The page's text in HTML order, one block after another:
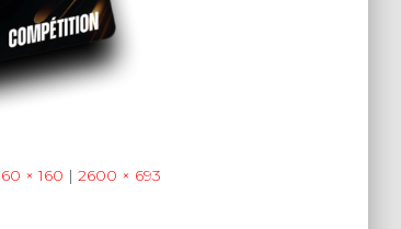
× 160 | 2600 × 693